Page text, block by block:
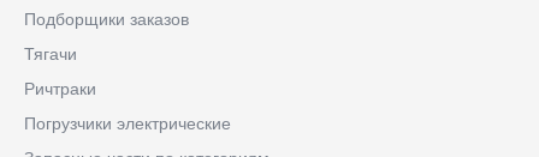
Подборщики заказов
Тягачи
Ричтраки
Погрузчики электрические